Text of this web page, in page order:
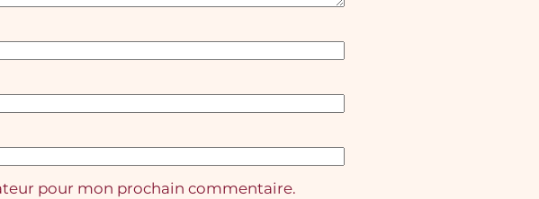
pour mon prochain commentaire.